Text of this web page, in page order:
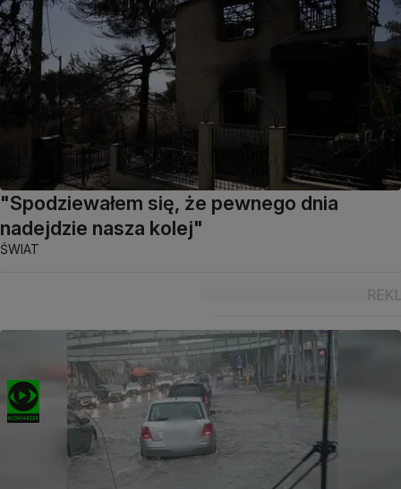
"Spodziewałem się, że pewnego dnia
nadejdzie nasza kolej"
ŚWIAT